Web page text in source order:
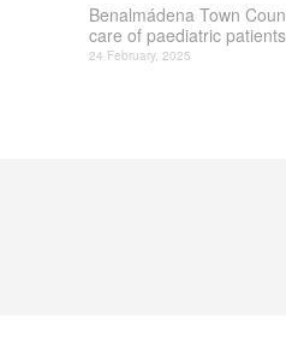
Benalmádena Town
care of paediatric
24 February, 2025